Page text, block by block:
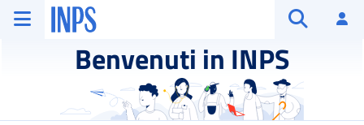
Vai al menu principale
Vai al contenuto principale
Vai al pie' di pagina
INPS ()
Benvenuti in INPS